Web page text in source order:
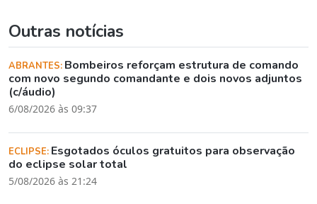
Outras notícias
ABRANTES: Bombeiros reforçam estrutura de comando
com novo segundo comandante e dois novos adjuntos
(c/áudio)
6/08/2026 às 09:37
ECLIPSE: Esgotados óculos gratuitos para observação
do eclipse solar total
5/08/2026 às 21:24